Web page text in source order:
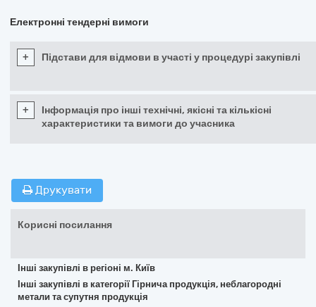
Електронні тендерні вимоги
+ Підстави для відмови в участі у процедурі закупівлі
+
Інформація про інші технічні, якісні та кількісні
характеристики та вимоги до учасника
Друкувати
Корисні посилання
Інші закупівлі в регіоні м. Київ
Інші закупівлі в категорії Гірнича продукція, неблагородні
метали та супутня продукція